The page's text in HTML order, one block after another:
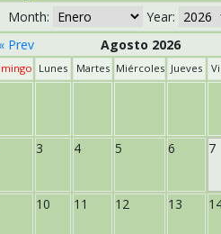
Month:
Year:
« Prev
Agosto 2026
Lunes Martes Miércoles Jueves
3 4 5 6 7
10 11 12 13